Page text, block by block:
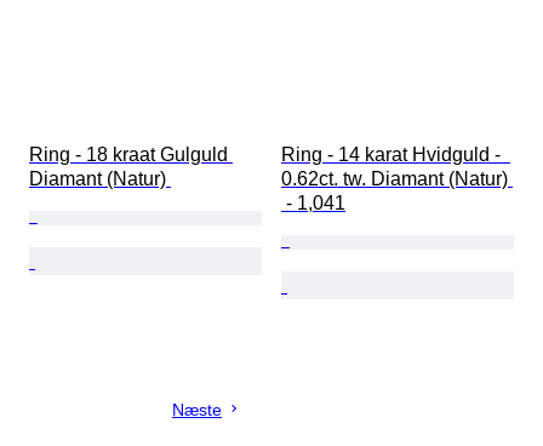
Ring - 18 kraat Gulguld
Diamant (Natur)
Ring - 14 karat Hvidguld -
0.62ct. tw. Diamant (Natur)
- 1,041
Næste